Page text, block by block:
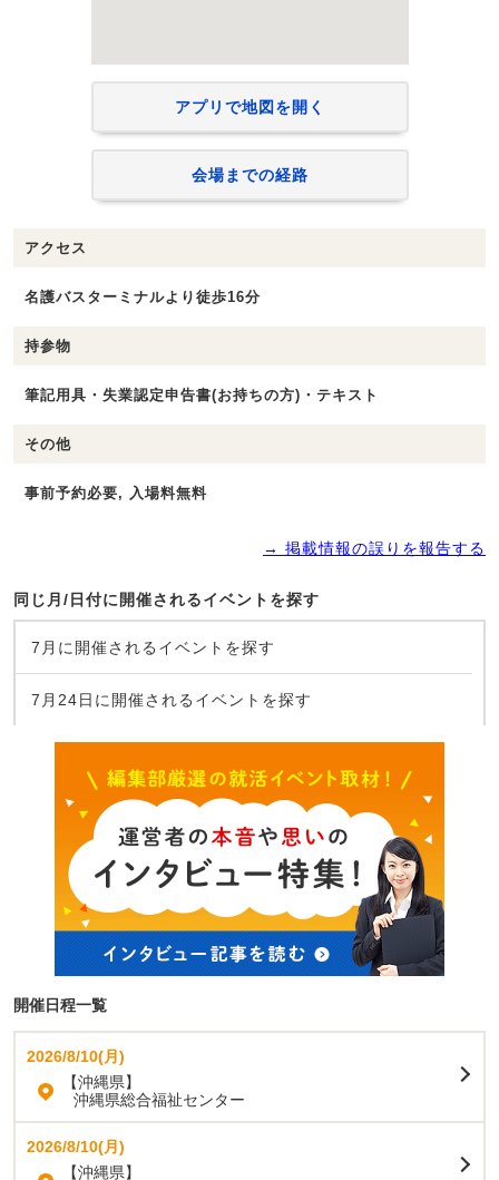
アプリで地図を開く
会場までの経路
アクセス
名護バスターミナルより徒歩16分
持参物
筆記用具・失業認定申告書(お持ちの方)・テキスト
その他
事前予約必要, 入場料無料
→ 掲載情報の誤りを報告する
同じ月/日付に開催されるイベントを探す
7月に開催されるイベントを探す
7月24日に開催されるイベントを探す
開催日程一覧
2026/8/10(月)
【沖縄県】
沖縄県総合福祉センター
2026/8/10(月)
【沖縄県】